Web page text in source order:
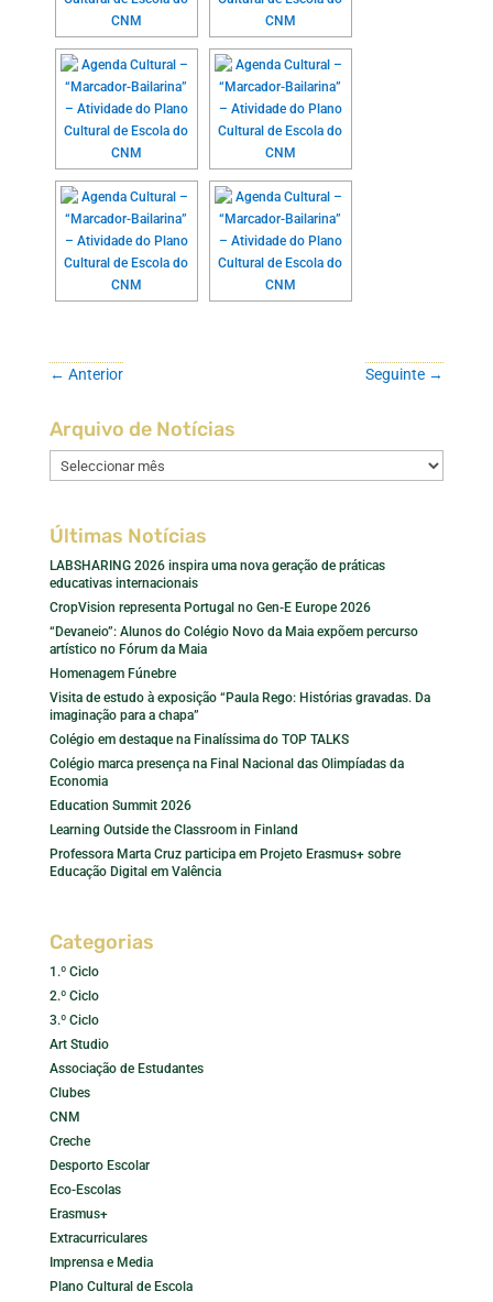
← Anterior Seguinte →
Arquivo de Notícias
Arquivo
de
Últimas Notícias
LABSHARING 2026 inspira uma nova geração de práticas
educativas internacionais
CropVision representa Portugal no Gen-E Europe 2026
“Devaneio”: Alunos do Colégio Novo da Maia expõem percurso
artístico no Fórum da Maia
Homenagem Fúnebre
Visita de estudo à exposição “Paula Rego: Histórias gravadas. Da
imaginação para a chapa”
Colégio em destaque na Finalíssima do TOP TALKS
Colégio marca presença na Final Nacional das Olimpíadas da
Economia
Education Summit 2026
Learning Outside the Classroom in Finland
Professora Marta Cruz participa em Projeto Erasmus+ sobre
Educação Digital em Valência
Categorias
1.º Ciclo
2.º Ciclo
3.º Ciclo
Art Studio
Associação de Estudantes
Clubes
CNM
Creche
Desporto Escolar
Eco-Escolas
Erasmus+
Extracurriculares
Imprensa e Media
Plano Cultural de Escola